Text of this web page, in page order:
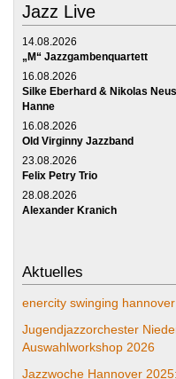
Jazz Live
14.08.2026
„M“ Jazzgambenquartett
16.08.2026
Silke Eberhard & Nikolas
Hanne
16.08.2026
Old Virginny Jazzband
23.08.2026
Felix Petry Trio
28.08.2026
Alexander Kranich
Aktuelles
enercity swinging
Jugendjazzorchester
Auswahlworkshop 2026
Jazzwoche Hannover